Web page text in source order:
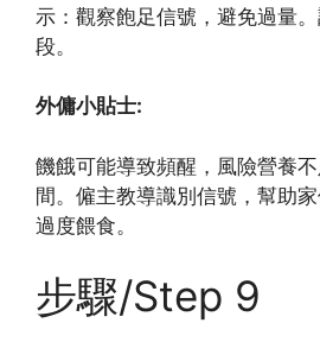
示：觀察飽足信號，避免過量
段。
外傭小貼士:
饑餓可能導致頻醒，風險營養
間。僱主教導識別信號，幫助
過度餵食。
步驟/Step 9